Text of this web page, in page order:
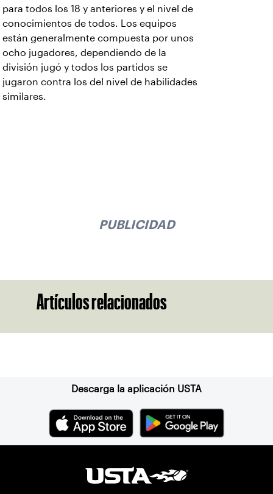
para todos los 18 y anteriores y el nivel de
conocimientos de todos. Los equipos
están generalmente compuesta por unos
ocho jugadores, dependiendo de la
división jugó y todos los partidos se
jugaron contra los del nivel de habilidades
similares.
PUBLICIDAD
Artículos relacionados
Descarga la aplicación USTA